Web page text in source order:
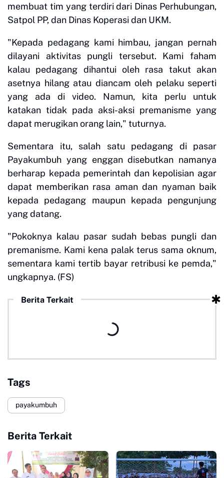
membuat tim yang terdiri dari Dinas Perhubungan,
Satpol PP, dan Dinas Koperasi dan UKM.
"Kepada pedagang kami himbau, jangan pernah
dilayani aktivitas pungli tersebut. Kami faham
kalau pedagang dihantui oleh rasa takut akan
asetnya hilang atau diancam oleh pelaku seperti
yang ada di video. Namun, kita perlu untuk
katakan tidak pada aksi-aksi premanisme yang
dapat merugikan orang lain," tuturnya.
Sementara itu, salah satu pedagang di pasar
Payakumbuh yang enggan disebutkan namanya
berharap kepada pemerintah dan kepolisian agar
dapat memberikan rasa aman dan nyaman baik
kepada pedagang maupun kepada pengunjung
yang datang.
"Pokoknya kalau pasar sudah bebas pungli dan
premanisme. Kami kena palak terus sama oknum,
sementara kami tertib bayar retribusi ke pemda,"
ungkapnya. (FS)
Berita Terkait
Tags
payakumbuh
Berita Terkait